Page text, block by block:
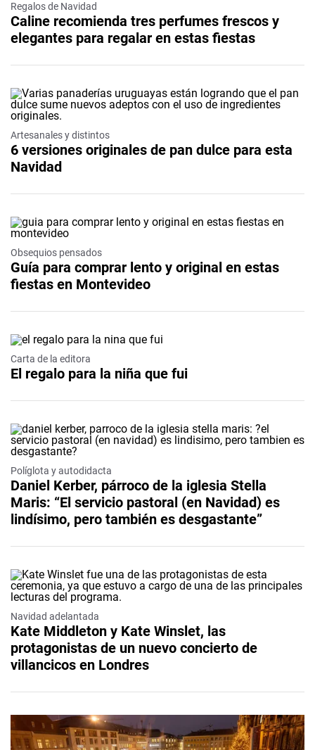
Regalos de Navidad
Caline recomienda tres perfumes frescos y
elegantes para regalar en estas fiestas
Artesanales y distintos
6 versiones originales de pan dulce para esta
Navidad
Obsequios pensados
Guía para comprar lento y original en estas
fiestas en Montevideo
Carta de la editora
El regalo para la niña que fui
Políglota y autodidacta
Daniel Kerber, párroco de la iglesia Stella
Maris: “El servicio pastoral (en Navidad) es
lindísimo, pero también es desgastante”
Navidad adelantada
Kate Middleton y Kate Winslet, las
protagonistas de un nuevo concierto de
villancicos en Londres